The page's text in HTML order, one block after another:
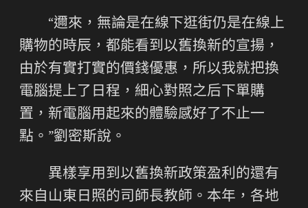
“邇來，無論是在線下逛街仍是在線上
購物的時辰，都能看到以舊換新的宣揚，
由於有實打實的價錢優惠，所以我就把換
電腦提上了日程，細心對照之后下單購
置，新電腦用起來的體驗感好了不止一
點。”劉密斯說。
異樣享用到以舊換新政策盈利的還有
來自山東日照的司師長教師。本年，各地